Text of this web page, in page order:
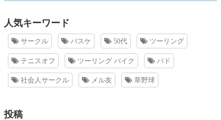
人気キーワード
サークル バスケ 50代 ツーリング
テニスオフ ツーリング バイク バド
社会人サークル メル友 草野球
投稿